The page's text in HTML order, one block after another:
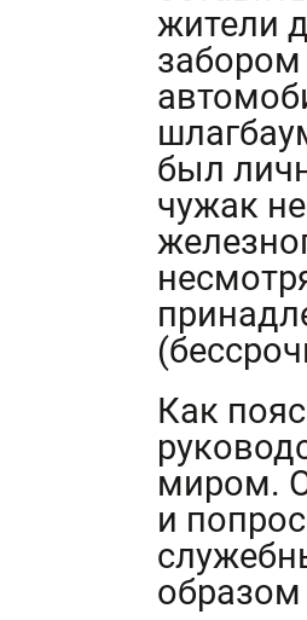
жители
был
чужак
Как
миром.
и
образом